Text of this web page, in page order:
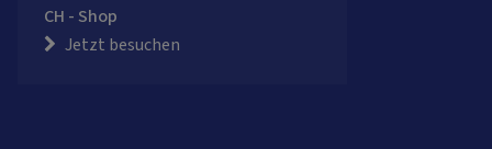
CH - Shop
Jetzt besuchen